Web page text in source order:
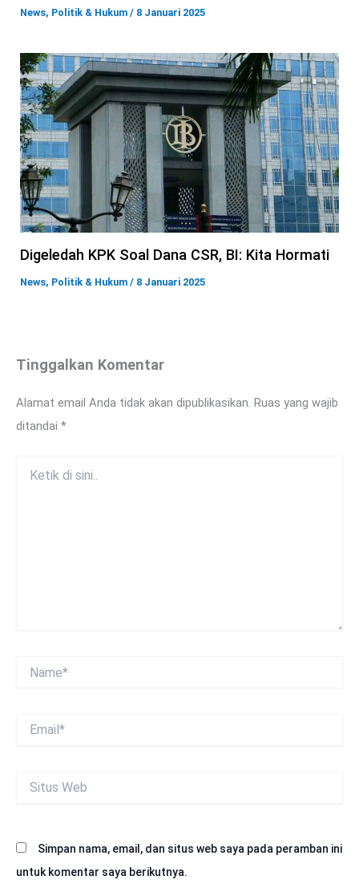
News, Politik & Hukum / 8 Januari 2025
Digeledah KPK Soal Dana CSR, BI: Kita Hormati
News, Politik & Hukum / 8 Januari 2025
Tinggalkan Komentar
Alamat email Anda tidak akan dipublikasikan. Ruas yang wajib
ditandai *
Web
Simpan nama, email, dan situs web saya pada peramban ini
untuk komentar saya berikutnya.